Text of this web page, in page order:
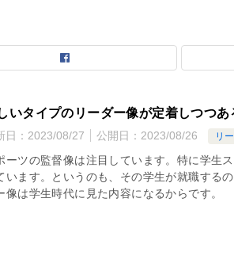
いタイプのリーダー像が定着しつつあ
日： 2023/08/27 公開日： 2023/08/26 リ
ーツの監督像は注目しています。特に学生
います。というのも、その学生が就職する
像は学生時代に見た内容になるからです。